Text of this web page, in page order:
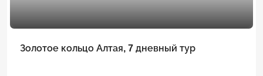
Золотое кольцо Алтая, 7 дневный тур